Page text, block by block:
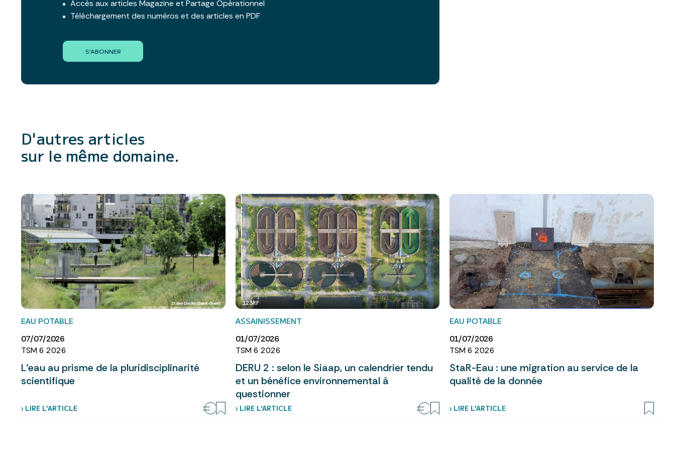
Accès aux articles Magazine et Partage Opérationnel
Téléchargement des numéros et des articles en PDF
S'ABONNER
D'autres articles
sur le même domaine.
EAU POTABLE
07/07/2026
TSM 6 2026
L’eau au prisme de la pluridisciplinarité
scientifique
› LIRE L’ARTICLE
123RF
ASSAINISSEMENT
01/07/2026
TSM 6 2026
DERU 2 : selon le Siaap, un calendrier tendu
et un bénéfice environnemental à
questionner
› LIRE L’ARTICLE
EAU POTABLE
01/07/2026
TSM 6 2026
StaR-Eau : une migration au service de la
qualité de la donnée
› LIRE L’ARTICLE